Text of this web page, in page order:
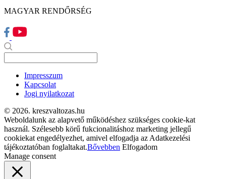
MAGYAR RENDŐRSÉG
Impresszum
Kapcsolat
Jogi nyilatkozat
© 2026. kreszvaltozas.hu
Weboldalunk az alapvető működéshez szükséges cookie-kat
használ. Szélesebb körű fukcionalitáshoz marketing jellegű
cookiekat engedélyezhet, amivel elfogadja az Adatkezelési
tájékoztatóban foglaltakat.Bővebben Elfogadom
Manage consent